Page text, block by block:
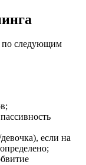
по следующим
если на